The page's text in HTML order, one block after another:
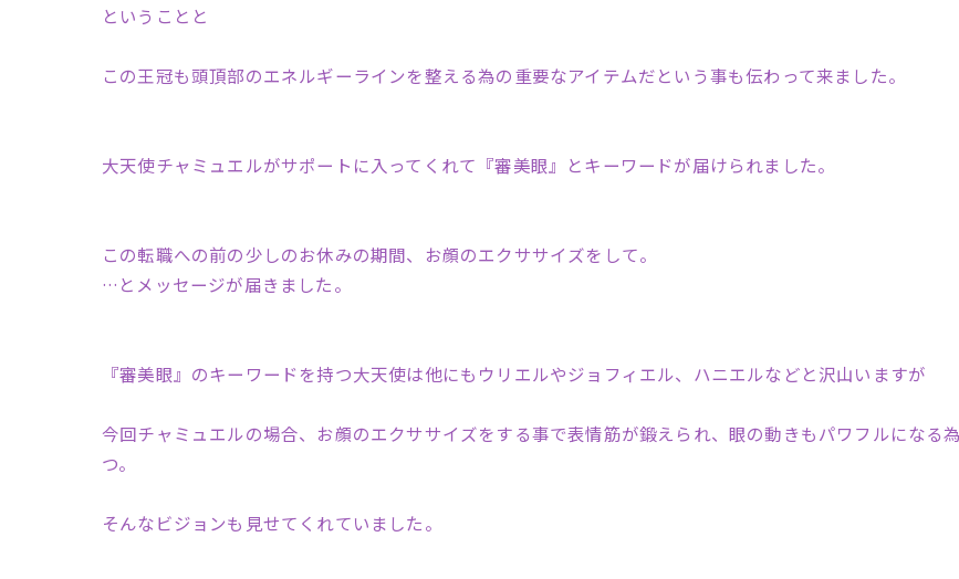
ということと
この王冠も頭頂部のエネルギーラインを整える為の重要なアイテムだという事も伝わって来ました。
大天使チャミュエルがサポートに入ってくれて『審美眼』とキーワードが届けられました。
この転職への前の少しのお休みの期間、お顔のエクササイズをして。
…とメッセージが届きました。
『審美眼』のキーワードを持つ大天使は他にもウリエルやジョフィエル、ハニエルなどと沢山いますが
今回チャミュエルの場合、お顔のエクササイズをする事で表情筋が鍛えられ、眼の動きもパワフルになる
つ。
そんなビジョンも見せてくれていました。